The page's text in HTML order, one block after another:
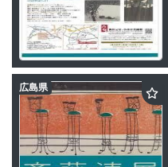
広島県